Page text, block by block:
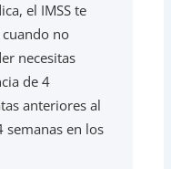
el IMSS te
no
necesitas
de 4
anteriores al
semanas en los